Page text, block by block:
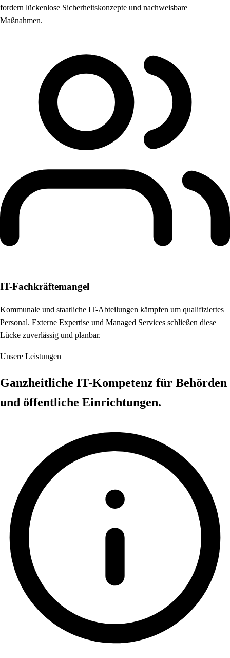
fordern lückenlose Sicherheitskonzepte und nachweisbare
Maßnahmen.
IT-Fachkräftemangel
Kommunale und staatliche IT-Abteilungen kämpfen um qualifiziertes
Personal. Externe Expertise und Managed Services schließen diese
Lücke zuverlässig und planbar.
Unsere Leistungen
Ganzheitliche IT-Kompetenz für Behörden
und öffentliche Einrichtungen.